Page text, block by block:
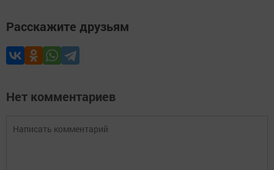
Расскажите друзьям
Нет комментариев